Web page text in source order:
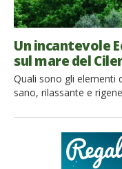
Un incantevole
sul mare del
Quali sono gli elementi
sano, rilassante e
accoglienza calorosa?
Cannito. Lì ho vissuto
Il Cannito Situata sulle
si affaccia […]